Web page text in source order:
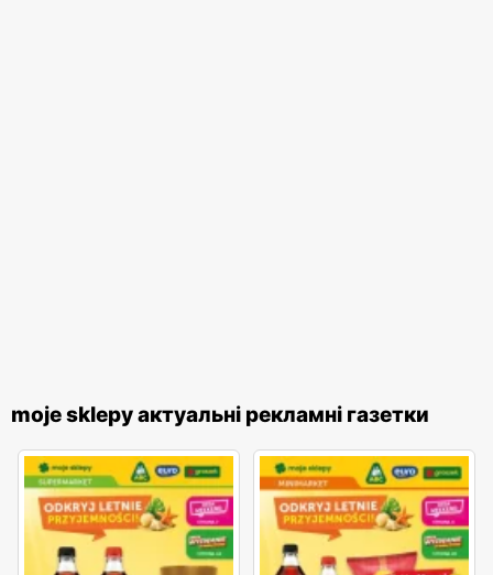
moje sklepy актуальні рекламні газетки